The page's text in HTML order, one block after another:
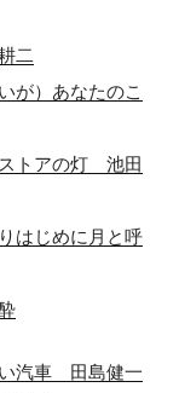
二
が）あなたのこ
トアの灯 池田
はじめに月と呼
い汽車 田島健一